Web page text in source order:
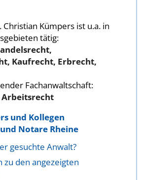
Christian Kümpers ist u.a. in
tätig:
Kaufrecht, Erbrecht,
Fachanwaltschaft:
und Kollegen
Notare Rheine
gesuchte Anwalt?
den angezeigten